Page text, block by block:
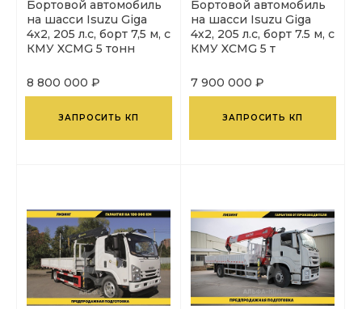
Бортовой автомобиль
на шасси Isuzu Giga
4х2, 205 л.с, борт 7,5 м, с
КМУ XCMG 5 тонн
8 800 000 ₽
ЗАПРОСИТЬ КП
Бортовой автомобиль
на шасси Isuzu Giga
4х2, 205 л.с, борт 7.5 м, с
КМУ XCMG 5 т
7 900 000 ₽
ЗАПРОСИТЬ КП